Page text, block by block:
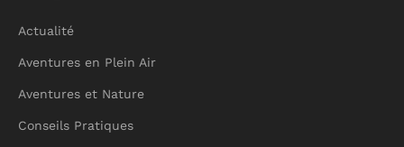
Actualité
Aventures en Plein Air
Aventures et Nature
Conseils Pratiques